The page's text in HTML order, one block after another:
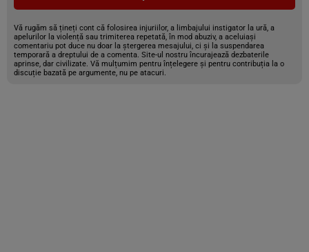
Vă rugăm să țineți cont că folosirea injuriilor, a limbajului instigator la ură, a
apelurilor la violență sau trimiterea repetată, în mod abuziv, a aceluiași
comentariu pot duce nu doar la ștergerea mesajului, ci și la suspendarea
temporară a dreptului de a comenta. Site-ul nostru încurajează dezbaterile
aprinse, dar civilizate. Vă mulțumim pentru înțelegere și pentru contribuția la o
discuție bazată pe argumente, nu pe atacuri.